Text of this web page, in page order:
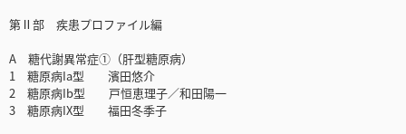
第Ⅱ部 疾患プロファイル編
A 糖代謝異常症①（肝型糖原病）
1 糖原病Ia型 濱田悠介
2 糖原病Ib型 戸恒恵理子／和田陽一
3 糖原病IX型 福田冬季子